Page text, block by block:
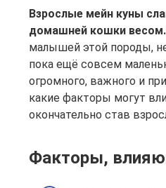
Взрослые мейн куны
домашней кошки весом.
малышей этой породы,
пока ещё совсем
огромного, важного и
какие факторы могут
окончательно став
Факторы,